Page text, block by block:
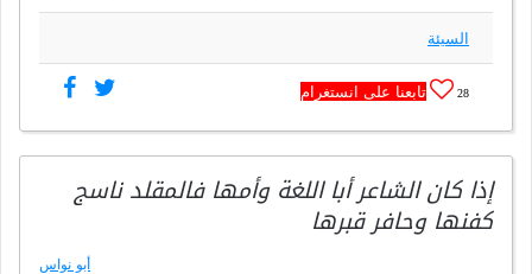
السيئة
28 تابعنا على انستغرام
إذا كان الشاعر أبا اللغة وأمها فالمقلد ناسج
كفنها وحافر قبرها
أبو نواس